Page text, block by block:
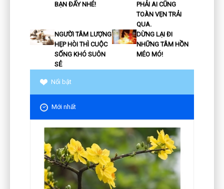
BẠN ĐẤY NHÉ!
PHẢI AI CŨNG
TOÀN VẸN TRẢI
QUA.
NGƯỜI TÂM LƯỢNG
HẸP HÒI THÌ CUỘC
SỐNG KHÓ SUÔN
SẺ
DỪNG LẠI ĐI
NHỮNG TÂM HỒN
MÉO MÓ!
Nổi bật
Mới nhất